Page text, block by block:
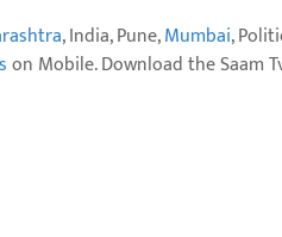
, India, Pune,Mumbai,
on Mobile. Download the Saam